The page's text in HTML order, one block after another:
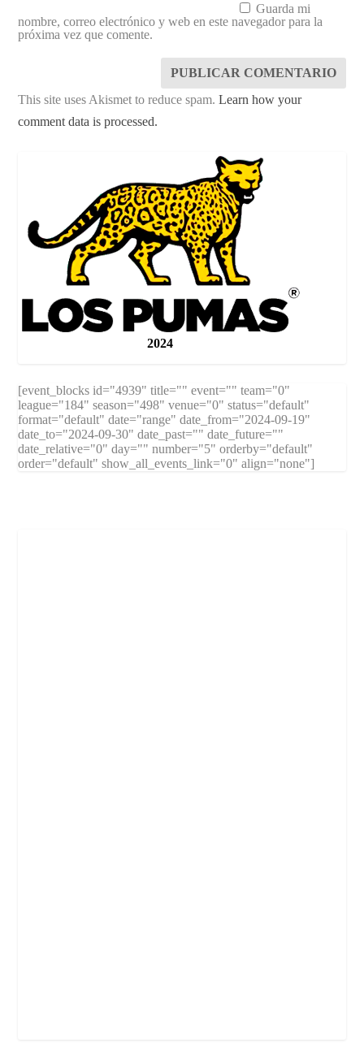
Guarda mi
nombre, correo electrónico y web en este navegador para la
próxima vez que comente.
This site uses Akismet to reduce spam.Learn how your
comment data is processed.
2024
[event_blocks id="4939" title="" event="" team="0"
league="184" season="498" venue="0" status="default"
format="default" date="range" date_from="2024-09-19"
date_to="2024-09-30" date_past="" date_future=""
date_relative="0" day="" number="5" orderby="default"
order="default" show_all_events_link="0" align="none"]